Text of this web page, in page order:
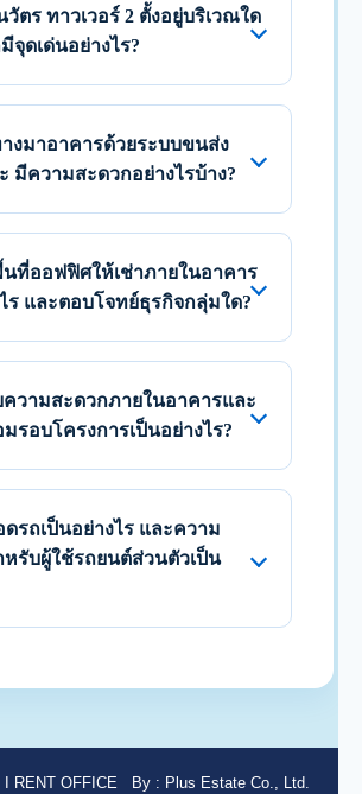
ตร ทาวเวอร์ 2 ตั้งอยู่บริเวณใด
จุดเด่นอย่างไร?
างมาอาคารด้วยระบบขนส่ง
มีความสะดวกอย่างไรบ้าง?
ที่ออฟฟิศให้เช่าภายในอาคาร
ร และตอบโจทย์ธุรกิจกลุ่มใด?
ความสะดวกภายในอาคารและ
รอบโครงการเป็นอย่างไร?
รถเป็นอย่างไร และความ
หรับผู้ใช้รถยนต์ส่วนตัวเป็น
I RENT OFFICE By : Plus Estate Co., Ltd.